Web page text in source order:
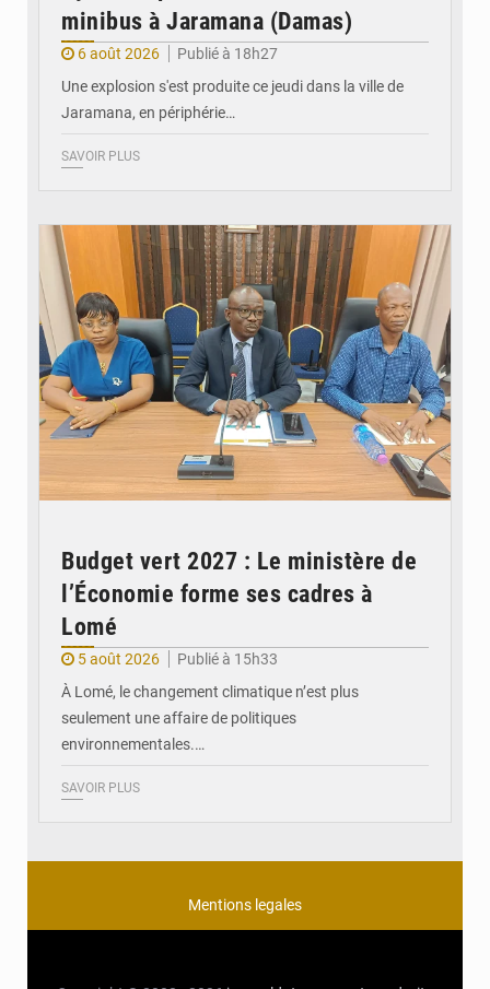
minibus à Jaramana (Damas)
6 août 2026
Publié à 18h27
Une explosion s'est produite ce jeudi dans la ville de
Jaramana, en périphérie…
SAVOIR PLUS
Budget vert 2027 : Le ministère de
l’Économie forme ses cadres à
Lomé
5 août 2026
Publié à 15h33
À Lomé, le changement climatique n’est plus
seulement une affaire de politiques
environnementales.…
SAVOIR PLUS
Mentions legales